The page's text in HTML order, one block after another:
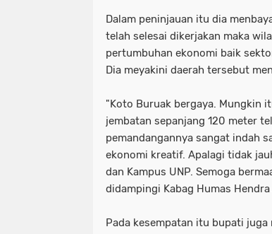
Dalam peninjauan itu dia
telah selesai dikerjakan maka
pertumbuhan ekonomi baik
Dia meyakini daerah tersebut
"Koto Buruak bergaya. Mungkin
jembatan sepanjang 120 meter
pemandangannya sangat indah
ekonomi kreatif. Apalagi tidak
dan Kampus UNP. Semoga
didampingi Kabag Humas Hendra
Pada kesempatan itu bupati